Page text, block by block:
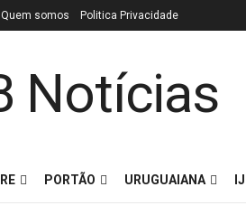
Quem somos Politica Privacidade
PORTÃO URUGUAIANA